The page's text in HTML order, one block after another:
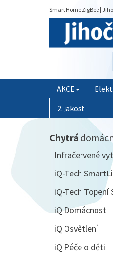
Smart Home ZigBee |
AKCE
2. jakost
Chytrá
Infračervené
iQ-Tech
iQ-Tech Topení
iQ Domácnost
iQ Osvětlení
iQ Péče o děti